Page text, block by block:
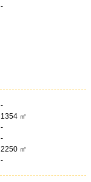
-
-
1354 ㎡
-
-
2250 ㎡
-